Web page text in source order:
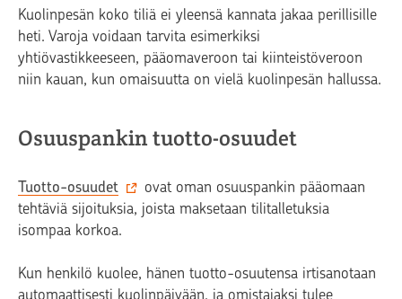
Kuolinpesän koko tiliä ei yleensä kannata jakaa perillisille
heti. Varoja voidaan tarvita esimerkiksi
yhtiövastikkeeseen, pääomaveroon tai kiinteistöveroon
niin kauan, kun omaisuutta on vielä kuolinpesän hallussa.
Osuuspankin tuotto-osuudet
Tuotto-osuudet
ovat oman osuuspankin pääomaan
tehtäviä sijoituksia, joista maksetaan tilitalletuksia
isompaa korkoa.
Kun henkilö kuolee, hänen tuotto-osuutensa irtisanotaan
automaattisesti kuolinpäivään, ja omistajaksi tulee